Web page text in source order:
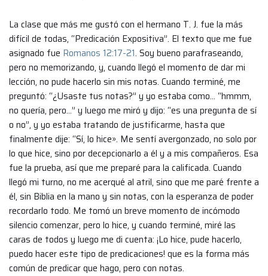
La clase que más me gustó con el hermano T. J. fue la más
difícil de todas, “Predicación Expositiva”. El texto que me fue
asignado fue Romanos 12:17-21. Soy bueno parafraseando,
pero no memorizando, y, cuando llegó el momento de dar mi
lección, no pude hacerlo sin mis notas. Cuando terminé, me
preguntó: “¿Usaste tus notas?” y yo estaba como… “hmmm,
no quería, pero…” y luego me miró y dijo: “es una pregunta de sí
o no”, y yo estaba tratando de justificarme, hasta que
finalmente dije: “Sí, lo hice». Me sentí avergonzado, no solo por
lo que hice, sino por decepcionarlo a él y a mis compañeros. Esa
fue la prueba, así que me preparé para la calificada. Cuando
llegó mi turno, no me acerqué al atril, sino que me paré frente a
él, sin Biblia en la mano y sin notas, con la esperanza de poder
recordarlo todo. Me tomó un breve momento de incómodo
silencio comenzar, pero lo hice, y cuando terminé, miré las
caras de todos y luego me di cuenta: ¡Lo hice, pude hacerlo,
puedo hacer este tipo de predicaciones! que es la forma más
común de predicar que hago, pero con notas.